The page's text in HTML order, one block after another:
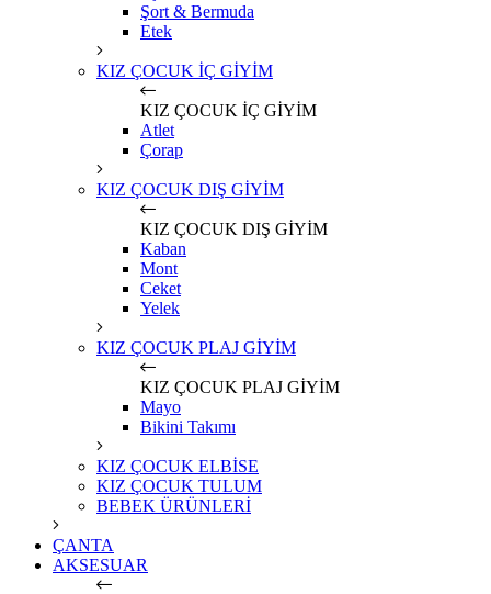
Şort & Bermuda
Etek
KIZ ÇOCUK İÇ GİYİM
KIZ ÇOCUK İÇ GİYİM
Atlet
Çorap
KIZ ÇOCUK DIŞ GİYİM
KIZ ÇOCUK DIŞ GİYİM
Kaban
Mont
Ceket
Yelek
KIZ ÇOCUK PLAJ GİYİM
KIZ ÇOCUK PLAJ GİYİM
Mayo
Bikini Takımı
KIZ ÇOCUK ELBİSE
KIZ ÇOCUK TULUM
BEBEK ÜRÜNLERİ
ÇANTA
AKSESUAR